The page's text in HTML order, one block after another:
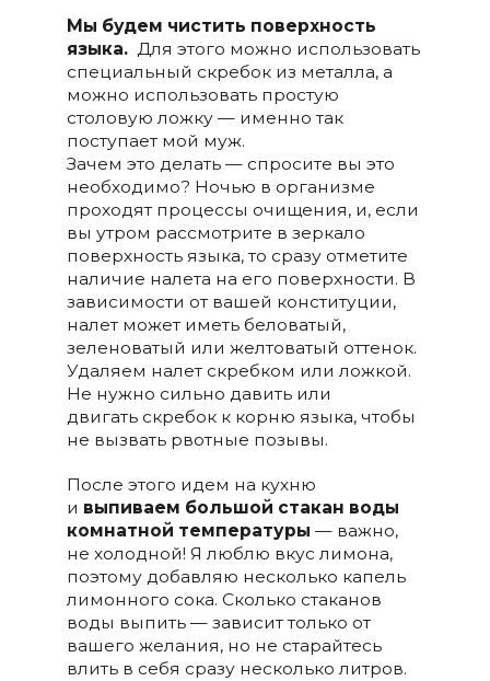
Мы будем чистить поверхность
языка. Для этого можно использовать
специальный скребок из металла, а
можно использовать простую
столовую ложку — именно так
поступает мой муж.
Зачем это делать — спросите вы это
необходимо? Ночью в организме
проходят процессы очищения, и, если
вы утром рассмотрите в зеркало
поверхность языка, то сразу отметите
наличие налета на его поверхности. В
зависимости от вашей конституции,
налет может иметь беловатый,
зеленоватый или желтоватый оттенок.
Удаляем налет скребком или ложкой.
Не нужно сильно давить или
двигать скребок к корню языка, чтобы
не вызвать рвотные позывы.
После этого идем на кухню
и выпиваем большой стакан воды
комнатной температуры — важно,
не холодной! Я люблю вкус лимона,
поэтому добавляю несколько капель
лимонного сока. Сколько стаканов
воды выпить — зависит только от
вашего желания, но не старайтесь
влить в себя сразу несколько литров.